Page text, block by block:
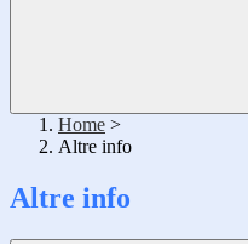
Home >
Altre info
Altre info